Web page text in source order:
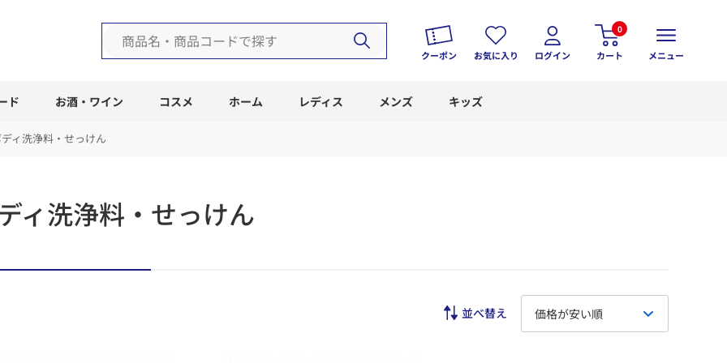
クーポン お気に入り ログイン
0
カート メニュー
ド お酒・ワイン コスメ ホーム レディス メンズ キッズ
ィ洗浄料・せっけん
ィ洗浄料・せっけん
価格が安い順